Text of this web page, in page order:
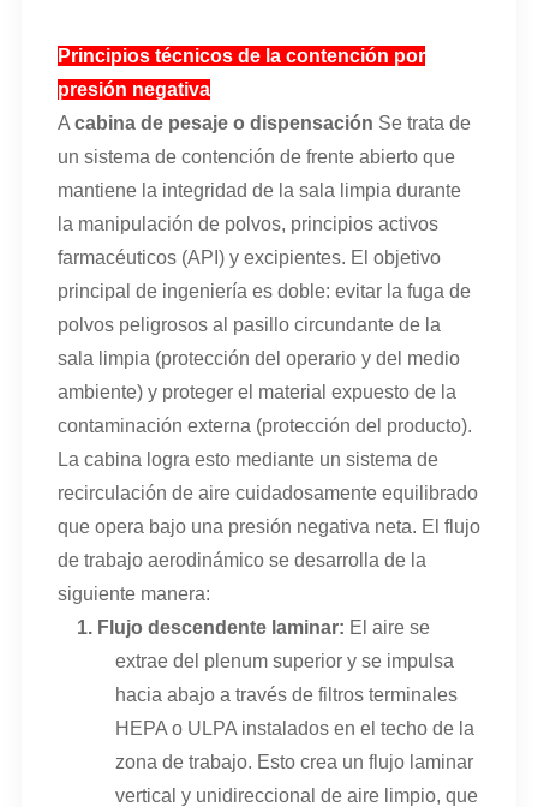
Principios técnicos de la contención por
presión negativa
A cabina de pesaje o dispensación Se trata de
un sistema de contención de frente abierto que
mantiene la integridad de la sala limpia durante
la manipulación de polvos, principios activos
farmacéuticos (API) y excipientes. El objetivo
principal de ingeniería es doble: evitar la fuga de
polvos peligrosos al pasillo circundante de la
sala limpia (protección del operario y del medio
ambiente) y proteger el material expuesto de la
contaminación externa (protección del producto).
La cabina logra esto mediante un sistema de
recirculación de aire cuidadosamente equilibrado
que opera bajo una presión negativa neta. El flujo
de trabajo aerodinámico se desarrolla de la
siguiente manera:
1. Flujo descendente laminar: El aire se
extrae del plenum superior y se impulsa
hacia abajo a través de filtros terminales
HEPA o ULPA instalados en el techo de la
zona de trabajo. Esto crea un flujo laminar
vertical y unidireccional de aire limpio, que